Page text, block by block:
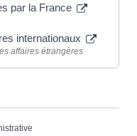
par la France
internationaux
affaires étrangères